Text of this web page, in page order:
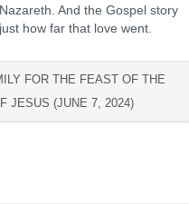
And the Gospel story
how far that love went.
FOR THE FEAST OF THE
JESUS (JUNE 7, 2024)